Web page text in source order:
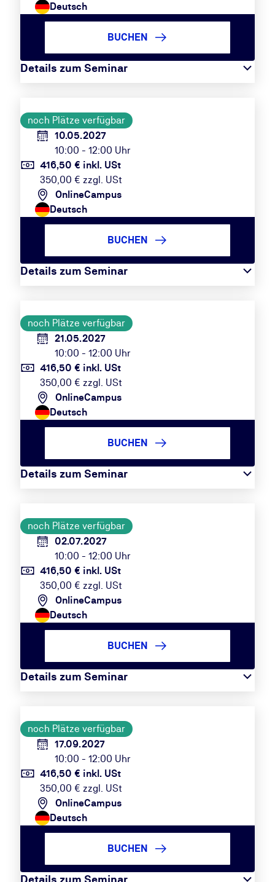
Deutsch
Details zum Seminar
BUCHEN
noch Plätze verfügbar
10.05.2027
10:00 - 12:00 Uhr
416,50 € inkl. USt
350,00 € zzgl. USt
OnlineCampus
Deutsch
Details zum Seminar
BUCHEN
noch Plätze verfügbar
21.05.2027
10:00 - 12:00 Uhr
416,50 € inkl. USt
350,00 € zzgl. USt
OnlineCampus
Deutsch
Details zum Seminar
BUCHEN
noch Plätze verfügbar
02.07.2027
10:00 - 12:00 Uhr
416,50 € inkl. USt
350,00 € zzgl. USt
OnlineCampus
Deutsch
Details zum Seminar
BUCHEN
noch Plätze verfügbar
17.09.2027
10:00 - 12:00 Uhr
416,50 € inkl. USt
350,00 € zzgl. USt
OnlineCampus
Deutsch
Details zum Seminar
BUCHEN